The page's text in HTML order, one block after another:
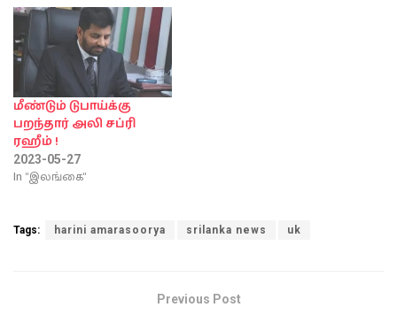
மீண்டும் டுபாய்க்கு
பறந்தார் அலி சப்ரி
ரஹீம் !
2023-05-27
In "இலங்கை"
Tags: harini amarasoorya srilanka news uk
Previous Post